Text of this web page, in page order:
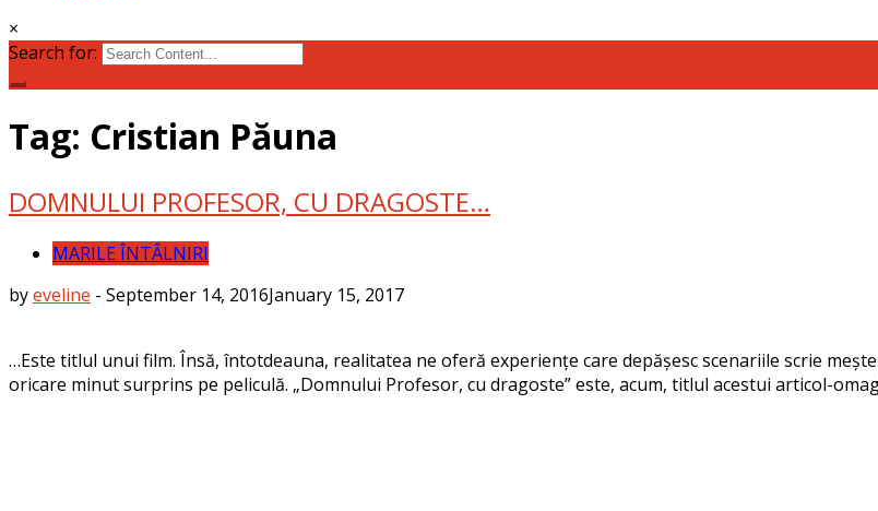
×
Search for:
Tag: Cristian Păuna
DOMNULUI PROFESOR, CU DRAGOSTE…
MARILE ÎNTÂLNIRI
byeveline - September 14, 2016January 15, 2017
…Este titlul unui film. Însă, întotdeauna, realitatea ne oferă experiențe care depășesc scenariile scrie
oricare minut surprins pe peliculă. „Domnului Profesor, cu dragoste” este, acum, titlul acestui articol-